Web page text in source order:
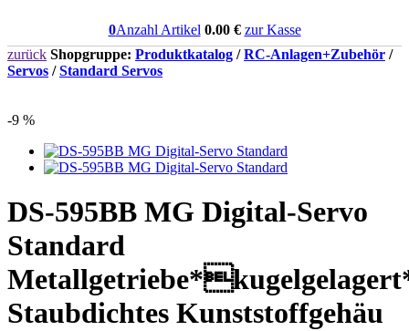
0Anzahl Artikel 0.00€ zur Kasse
zurück Shopgruppe: Produktkatalog /RC-Anlagen+Zubehör /
Servos /Standard Servos
-9 %
DS-595BB MG Digital-Servo
Standard
Staubdichtes Kunststoffgehäu